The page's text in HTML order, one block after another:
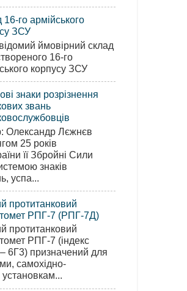
го армійського
ЗСУ
ймовірний склад
16-го
корпусу ЗСУ
знаки розрізнення
звань
Олександр Лєжнєв
25 років
її Збройні Сили
знаків
успа...
протитанковий
РПГ-7 (РПГ-7Д)
протитанковий
РПГ-7 (індекс
6Г3) призначений для
самохідно-